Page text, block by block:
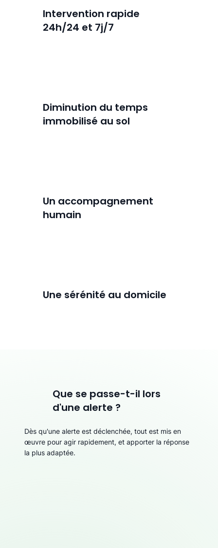
Intervention rapide
24h/24 et 7j/7
Diminution du temps
immobilisé au sol
Un accompagnement
humain
Une sérénité au domicile
Que se passe-t-il lors
d'une alerte ?
Dès qu'une alerte est déclenchée, tout est mis en
œuvre pour agir rapidement, et apporter la réponse
la plus adaptée.